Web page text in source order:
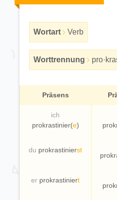
Wortart Verb
Worttrennung
Präsens
ich
prokrastinier(e)
du prokrastinierst
er prokrastiniert